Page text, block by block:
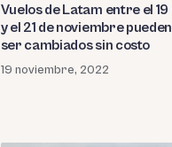
Vuelos de Latam entre el 19
y el 21 de noviembre pueden
ser cambiados sin costo
19 noviembre, 2022